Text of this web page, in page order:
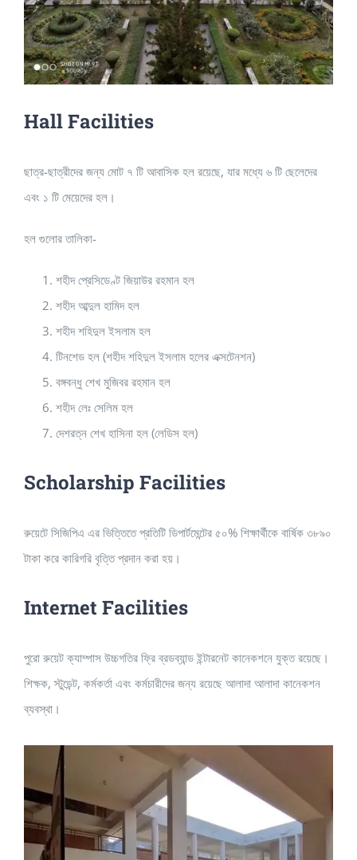
Hall Facilities
ছাত্র-ছাত্রীদের জন্য মোট ৭ টি আবাসিক হল রয়েছে, যার মধ্যে ৬ টি ছেলেদের
এবং ১ টি মেয়েদের হল।
হল গুলোর তালিকা-
শহীদ প্রেসিডেণ্ট জিয়াউর রহমান হল
শহীদ আব্দুল হামিদ হল
শহীদ শহিদুল ইসলাম হল
টিনশেড হল (শহীদ শহিদুল ইসলাম হলের এক্সটেনশন)
বঙ্গবন্ধু শেখ মুজিবর রহমান হল
শহীদ লেঃ সেলিম হল
দেশরত্ন শেখ হাসিনা হল (লেডিস হল)
Scholarship Facilities
রুয়েটে সিজিপিএ এর ভিত্তিতে প্রতিটি ডিপার্টমেন্টের ৫০% শিক্ষার্থীকে বার্ষিক ৩৮৯০
টাকা করে কারিগরি বৃত্তি প্রদান করা হয়।
Internet Facilities
পুরো রুয়েট ক্যাম্পাস উচ্চগতির ফ্রি ব্রডব্যান্ড ইন্টারনেট কানেকশনে যুক্ত রয়েছে।
শিক্ষক, স্টুডেন্ট, কর্মকর্তা এবং কর্মচারীদের জন্য রয়েছে আলাদা আলাদা কানেকশন
ব্যবস্থা।